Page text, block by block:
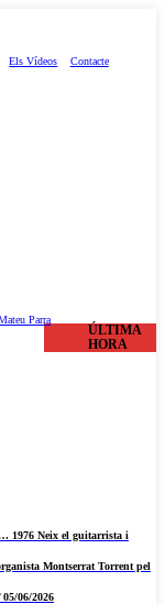
Els Vídeos Contacte
ÚLTIMA
HORA
1976 Neix el guitarrista i
Montserrat Torrent pel
06/2026